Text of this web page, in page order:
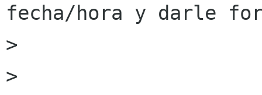
fecha/hora y darle
>
>